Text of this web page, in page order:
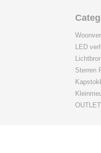
LED
Sterren
OUTLET